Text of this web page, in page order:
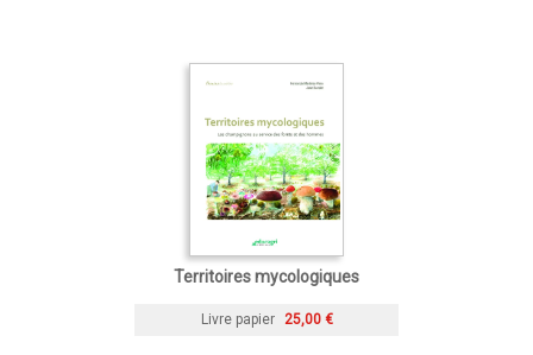
Territoires mycologiques
Livre papier 25,00 €